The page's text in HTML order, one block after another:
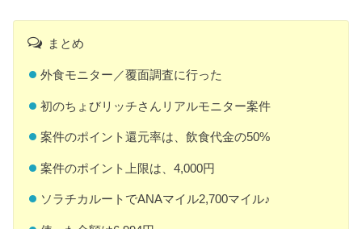
まとめ
外食モニター／覆面調査に行った
初のちょびリッチさんリアルモニター案件
案件のポイント還元率は、飲食代金の50%
案件のポイント上限は、4,000円
ソラチカルートでANAマイル2,700マイル♪